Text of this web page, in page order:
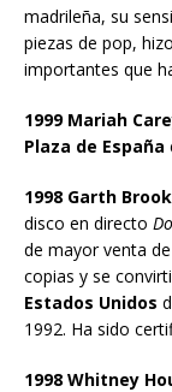
madrileña, su
piezas de pop,
importantes que
1999 Mariah
Plaza de España
1998 Garth
disco en directo
de mayor venta
copias y se
Estados Unidos
1992. Ha sido
1998 Whitney